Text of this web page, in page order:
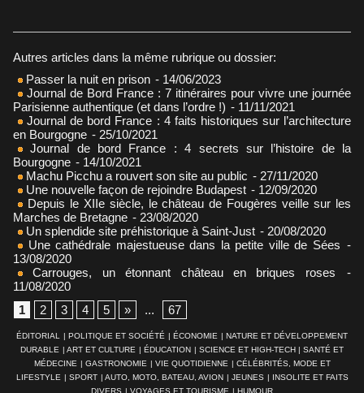
Autres articles dans la même rubrique ou dossier:
Passer la nuit en prison - 14/06/2023
Journal de Bord France : 7 itinéraires pour vivre une journée
Parisienne authentique (et dans l’ordre !) - 11/11/2021
Journal de bord France : 4 faits historiques sur l’architecture
en Bourgogne - 25/10/2021
Journal de bord France : 4 secrets sur l’histoire de la
Bourgogne - 14/10/2021
Machu Picchu a rouvert son site au public - 27/11/2020
Une nouvelle façon de rejoindre Budapest - 12/09/2020
Depuis le XIIe siècle, le château de Fougères veille sur les
Marches de Bretagne - 23/08/2020
Un splendide site préhistorique à Saint-Just - 20/08/2020
Une cathédrale majestueuse dans la petite ville de Sées -
13/08/2020
Carrouges, un étonnant château en briques roses
-
11/08/2020
1
2 3 4 5 » ... 67
ÉDITORIAL | POLITIQUE ET SOCIÉTÉ | ÉCONOMIE | NATURE ET DÉVELOPPEMENT
DURABLE | ART ET CULTURE | ÉDUCATION | SCIENCE ET HIGH-TECH | SANTÉ ET
MÉDECINE | GASTRONOMIE | VIE QUOTIDIENNE | CÉLÉBRITÉS, MODE ET
LIFESTYLE | SPORT | AUTO, MOTO, BATEAU, AVION | JEUNES | INSOLITE ET FAITS
DIVERS | VOYAGES ET TOURISME | HUMOUR